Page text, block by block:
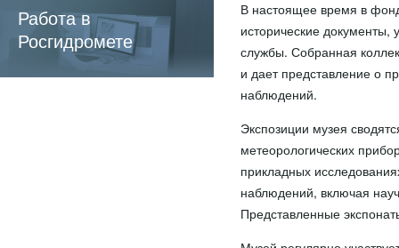
обязательные
требования
Работа в
Росгидромете
В настоящее время в
исторические
службы. Собранная
и дает представление о
наблюдений.
Экспозиции музея
метеорологических
прикладных
наблюдений, включая
Представленные